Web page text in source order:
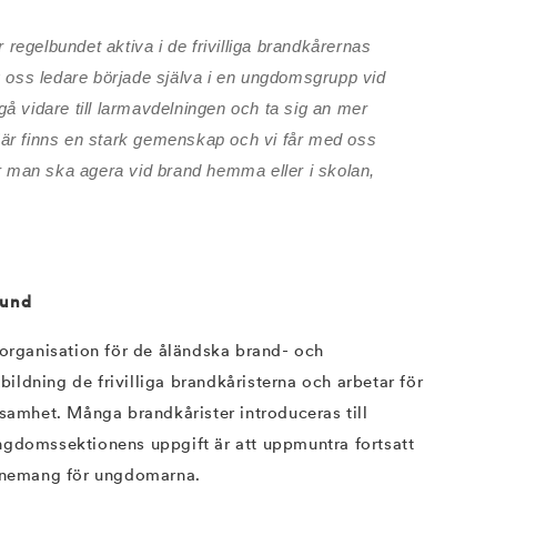
aktiva i de frivilliga brandkårernas
ledare började själva i en ungdomsgrupp vid
vidare till larmavdelningen och ta sig an mer
finns en stark gemenskap och vi får med oss
ska agera vid brand hemma eller i skolan,
för de åländska brand- och
de frivilliga brandkåristerna och arbetar för
Många brandkårister introduceras till
uppgift är att uppmuntra fortsatt
för ungdomarna.